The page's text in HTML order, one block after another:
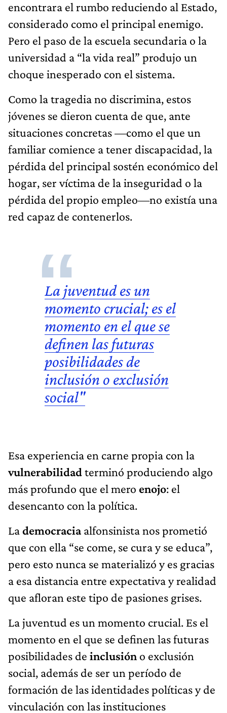
encontrara el rumbo reduciendo al Estado,
considerado como el principal enemigo.
Pero el paso de la escuela secundaria o la
universidad a “la vida real” produjo un
choque inesperado con el sistema.
Como la tragedia no discrimina, estos
jóvenes se dieron cuenta de que, ante
situaciones concretas —como el que un
familiar comience a tener discapacidad, la
pérdida del principal sostén económico del
hogar, ser víctima de la inseguridad o la
pérdida del propio empleo—no existía una
red capaz de contenerlos.
La juventud es un
momento crucial; es el
momento en el que se
definen las futuras
posibilidades de
inclusión o exclusión
social"
Esa experiencia en carne propia con la
vulnerabilidadterminó produciendo algo
más profundo que el mero enojo: el
desencanto con la política.
Lademocraciaalfonsinista nos prometió
que con ella “se come, se cura y se educa”,
pero esto nunca se materializó y es gracias
a esa distancia entre expectativa y realidad
que afloran este tipo de pasiones grises.
La juventud es un momento crucial. Es el
momento en el que se definen las futuras
posibilidades de inclusión o exclusión
social, además de ser un período de
formación de las identidades políticas y de
vinculación con las instituciones